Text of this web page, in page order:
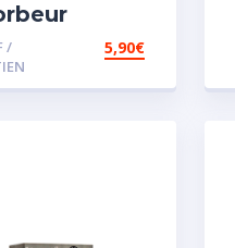
pour
/
5,90€